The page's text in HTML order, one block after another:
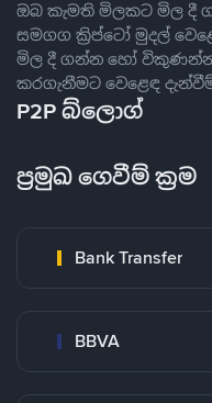
ඔබ කැමති මිලකට මිල දී
සමගග ක්‍රිප්ටෝ මුදල්
මිල දී ගන්න හෝ
කරගැනීමට වෙළෙඳ
P2P බ්ලොග්
ප්‍රමුඛ ගෙවීම් ක්‍රම
Bank Transfer
BBVA